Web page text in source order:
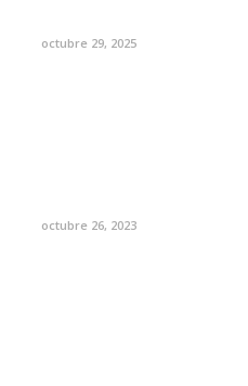
octubre 29, 2025
octubre 26, 2023